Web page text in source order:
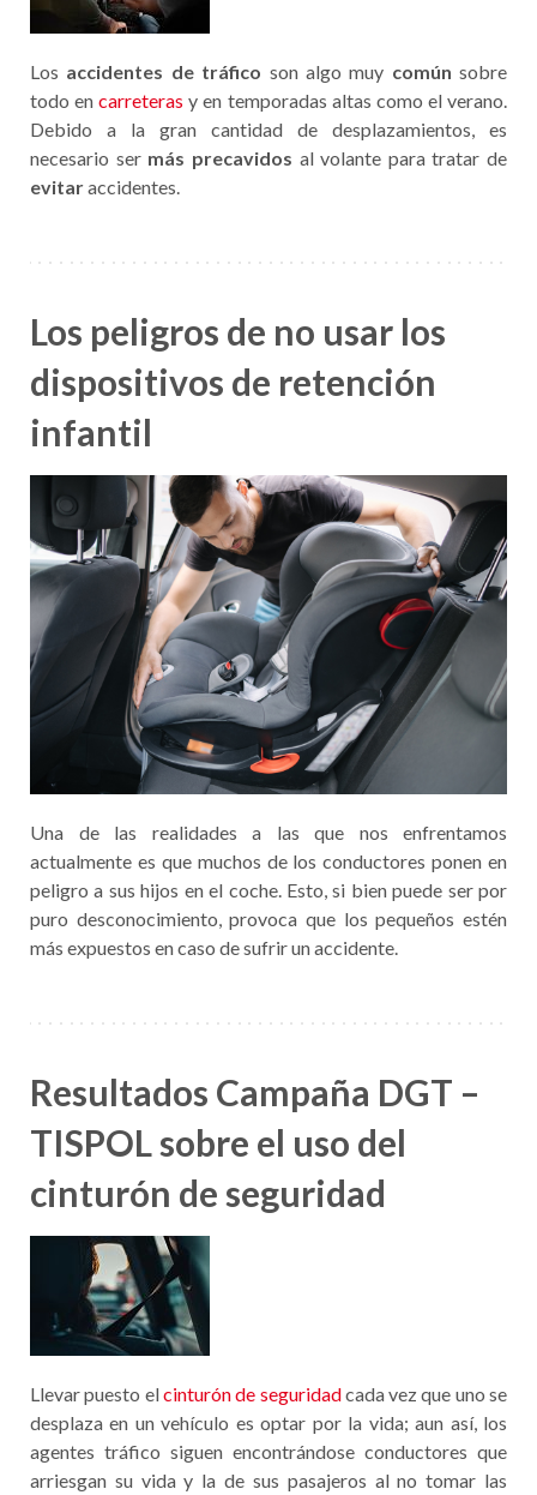
Los accidentes de tráfico son algo muy común sobre
todo encarreteras y en temporadas altas como el verano.
Debido a la gran cantidad de desplazamientos, es
necesario ser más precavidos al volante para tratar de
evitaraccidentes.
Los peligros de no usar los
dispositivos de retención
infantil
Una de las realidades a las que nos enfrentamos
actualmente es que muchos de los conductores ponen en
peligro a sus hijos en el coche. Esto, si bien puede ser por
puro desconocimiento, provoca que los pequeños estén
más expuestos en caso de sufrir un accidente.
Resultados Campaña DGT –
TISPOL sobre el uso del
cinturón de seguridad
Llevar puesto elcinturón de seguridadcada vez que uno se
desplaza en un vehículo es optar por la vida; aun así, los
agentes tráfico siguen encontrándose conductores que
arriesgan su vida y la de sus pasajeros al no tomar las